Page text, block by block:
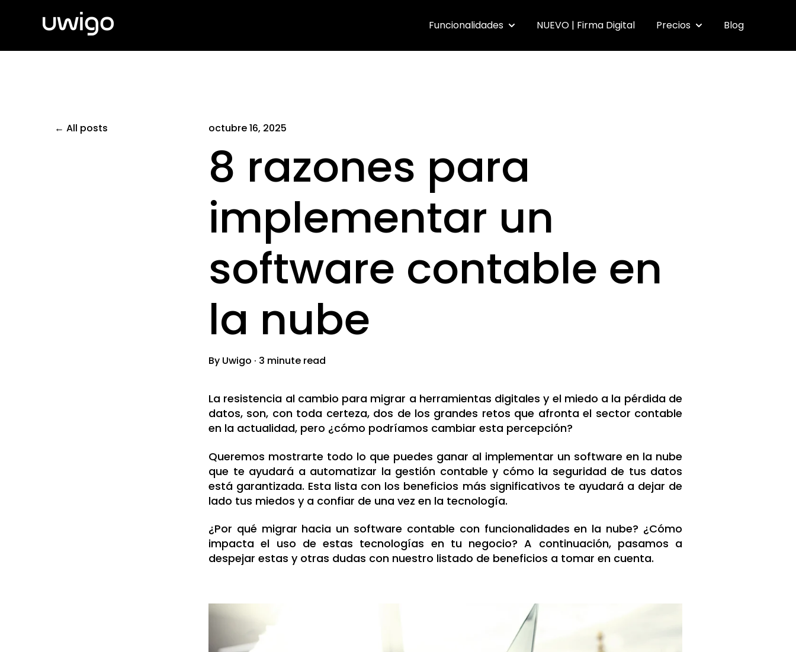
Funcionalidades Show submenu for Funcionalidades
NUEVO | Firma Digital Precios Show submenu for
Blog
All posts octubre 16, 2025
8 razones para
implementar un
software contable en
la nube
By Uwigo · 3 minute read
La resistencia al cambio para migrar a herramientas digitales y el miedo a la pérdida de
datos, son, con toda certeza, dos de los grandes retos que afronta el sector contable
en la actualidad, pero ¿cómo podríamos cambiar esta percepción?
Queremos mostrarte todo lo que puedes ganar al implementar un software en la nube
que te ayudará a automatizar la gestión contable y cómo la seguridad de tus datos
está garantizada. Esta lista con los beneficios más significativos te ayudará a dejar de
lado tus miedos y a confiar de una vez en la tecnología.
¿Por qué migrar hacia un software contable con funcionalidades en la nube? ¿Cómo
impacta el uso de estas tecnologías en tu negocio? A continuación, pasamos a
despejar estas y otras dudas con nuestro listado de beneficios a tomar en cuenta.